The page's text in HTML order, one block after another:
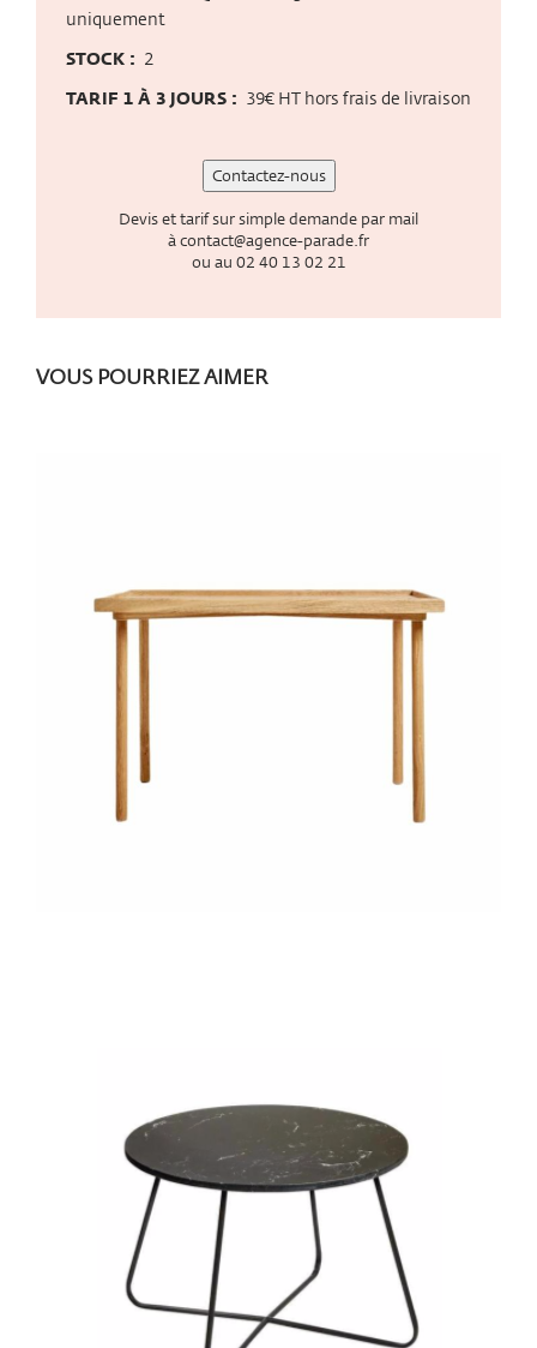
uniquement
STOCK : 2
TARIF 1 À 3 JOURS : 39€ HT hors frais de livraison
Contactez-nous
Devis et tarif sur simple demande par mail
àcontact@agence-parade.fr
ou au 02 40 13 02 21
VOUS POURRIEZ AIMER